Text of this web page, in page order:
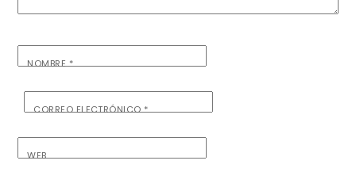
NOMBRE*
CORREO ELECTRÓNICO*
WEB